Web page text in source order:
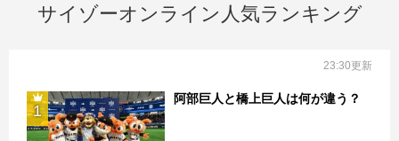
サイゾーオンライン人気ランキング
23:30更新
1
阿部巨人と橋上巨人は何が違う？